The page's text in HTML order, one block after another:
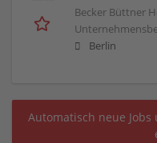
Becker Büttner
Berlin
Automatisch neue